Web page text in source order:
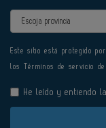
Provincia
Este sitio está protegido
los Términos de servicio de
He leído y entiendo la